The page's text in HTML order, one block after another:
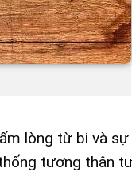
lòng từ bi và
tương thân